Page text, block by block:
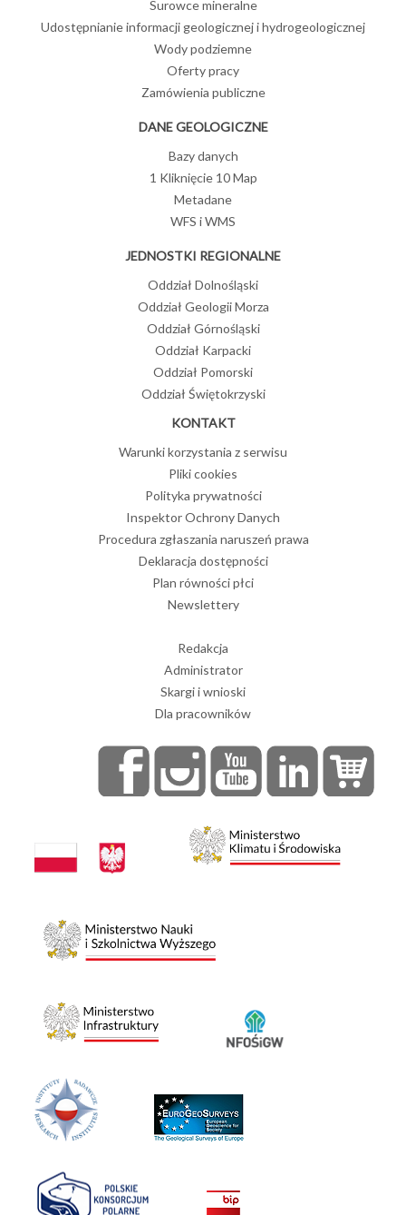
Surowce mineralne
Udostępnianie informacji geologicznej i hydrogeologicznej
Wody podziemne
Oferty pracy
Zamówienia publiczne
DANE GEOLOGICZNE
Bazy danych
1 Kliknięcie 10 Map
Metadane
WFS i WMS
JEDNOSTKI REGIONALNE
Oddział Dolnośląski
Oddział Geologii Morza
Oddział Górnośląski
Oddział Karpacki
Oddział Pomorski
Oddział Świętokrzyski
KONTAKT
Warunki korzystania z serwisu
Pliki cookies
Polityka prywatności
Inspektor Ochrony Danych
Procedura zgłaszania naruszeń prawa
Deklaracja dostępności
Plan równości płci
Newslettery
Redakcja
Administrator
Skargi i wnioski
Dla pracowników